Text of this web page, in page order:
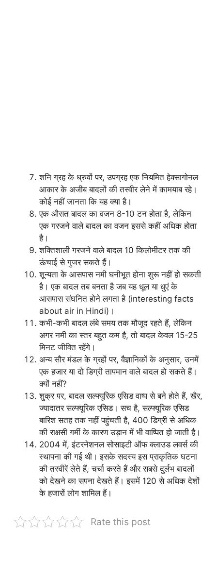
शनि ग्रह के ध्रुवों पर, उपग्रह एक नियमित हेक्सागोनल
आकार के अजीब बादलों की तस्वीर लेने में कामयाब रहे।
कोई नहीं जानता कि यह क्या है।
एक औसत बादल का वजन 8-10 टन होता है, लेकिन
एक गरजने वाले बादल का वजन इससे कहीं अधिक होता
है।
शक्तिशाली गरजने वाले बादल 10 किलोमीटर तक की
ऊंचाई से गुजर सकते हैं।
शून्यता के आसपास नमी घनीभूत होना शुरू नहीं हो सकती
है। एक बादल तब बनता है जब यह धूल या धुएं के
आसपास संघनित होने लगता है (interesting facts
about air in Hindi)।
कभी-कभी बादल लंबे समय तक मौजूद रहते हैं, लेकिन
अगर नमी का स्तर बहुत कम है, तो बादल केवल 15-25
मिनट जीवित रहेंगे।
अन्य सौर मंडल के ग्रहों पर, वैज्ञानिकों के अनुसार, उनमें
एक हजार या दो डिग्री तापमान वाले बादल हो सकते हैं।
क्यों नहीं?
शुक्र पर, बादल सल्फ्यूरिक एसिड वाष्प से बने होते हैं, खैर,
ज्यादातर सल्फ्यूरिक एसिड। सच है, सल्फ्यूरिक एसिड
बारिश सतह तक नहीं पहुंचती है, 400 डिग्री से अधिक
की राक्षसी गर्मी के कारण उड़ान में भी वाष्पित हो जाती है।
2004 में, इंटरनेशनल सोसाइटी ऑफ क्लाउड लवर्स की
स्थापना की गई थी। इसके सदस्य इस प्राकृतिक घटना
की तस्वीरें लेते हैं, चर्चा करते हैं और सबसे दुर्लभ बादलों
को देखने का सपना देखते हैं। इसमें 120 से अधिक देशों
के हजारों लोग शामिल हैं।
Rate this post